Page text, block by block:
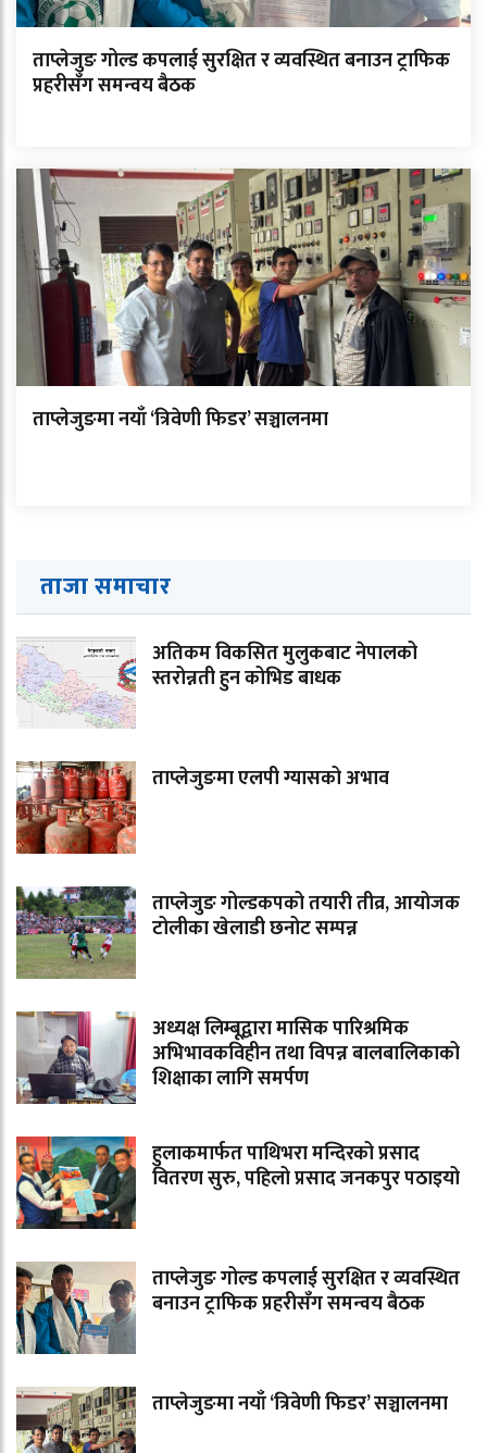
ताप्लेजुङ गोल्ड कपलाई सुरक्षित र व्यवस्थित बनाउन ट्राफिक
प्रहरीसँग समन्वय बैठक
ताप्लेजुङमा नयाँ ‘त्रिवेणी फिडर’ सञ्चालनमा
ताजा समाचार
अतिकम विकसित मुलुकबाट नेपालको
स्तरोन्नती हुन कोभिड बाधक
ताप्लेजुङमा एलपी ग्यासको अभाव
ताप्लेजुङ गोल्डकपको तयारी तीव्र, आयोजक
टोलीका खेलाडी छनोट सम्पन्न
अध्यक्ष लिम्बूद्वारा मासिक पारिश्रमिक
अभिभावकविहीन तथा विपन्न बालबालिकाको
शिक्षाका लागि समर्पण
हुलाकमार्फत पाथिभरा मन्दिरको प्रसाद
वितरण सुरु, पहिलो प्रसाद जनकपुर पठाइयो
ताप्लेजुङ गोल्ड कपलाई सुरक्षित र व्यवस्थित
बनाउन ट्राफिक प्रहरीसँग समन्वय बैठक
ताप्लेजुङमा नयाँ ‘त्रिवेणी फिडर’ सञ्चालनमा